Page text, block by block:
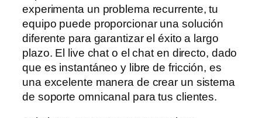
experimenta un problema recurrente, tu
equipo puede proporcionar una solución
diferente para garantizar el éxito a largo
plazo. El live chat o el chat en directo, dado
que es instantáneo y libre de fricción, es
una excelente manera de crear un sistema
de soporte omnicanal para tus clientes.